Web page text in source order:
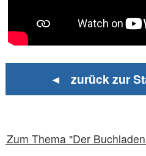
◄ zurück zur
Zum Thema "Der